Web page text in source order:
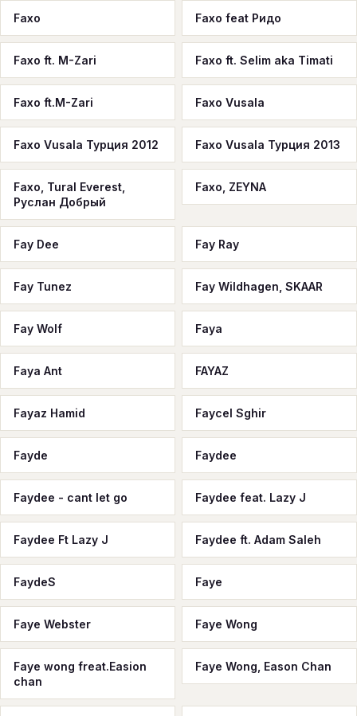
Faxo Faxo feat Ридо
Faxo ft. M-Zari Faxo ft. Selim aka Timati
Faxo ft.M-Zari Faxo Vusala
Faxo Vusala Турция 2012 Faxo Vusala Турция 2013
Faxo, Tural Everest,
Руслан Добрый
Faxo, ZEYNA
Fay Dee Fay Ray
Fay Tunez Fay Wildhagen, SKAAR
Fay Wolf Faya
Faya Ant FAYAZ
Fayaz Hamid Faycel Sghir
Fayde Faydee
Faydee - cant let go Faydee feat. Lazy J
Faydee Ft Lazy J Faydee ft. Adam Saleh
FaydeS Faye
Faye Webster Faye Wong
Faye wong freat.Easion
chan
Faye Wong, Eason Chan